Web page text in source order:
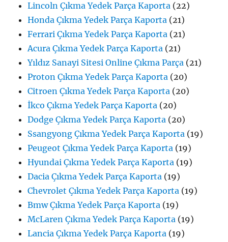
Lincoln Çıkma Yedek Parça Kaporta (22)
Honda Çıkma Yedek Parça Kaporta (21)
Ferrari Çıkma Yedek Parça Kaporta (21)
Acura Çıkma Yedek Parça Kaporta (21)
Yıldız Sanayi Sitesi Online Çıkma Parça (21)
Proton Çıkma Yedek Parça Kaporta (20)
Citroen Çıkma Yedek Parça Kaporta (20)
İkco Çıkma Yedek Parça Kaporta (20)
Dodge Çıkma Yedek Parça Kaporta (20)
Ssangyong Çıkma Yedek Parça Kaporta (19)
Peugeot Çıkma Yedek Parça Kaporta (19)
Hyundai Çıkma Yedek Parça Kaporta (19)
Dacia Çıkma Yedek Parça Kaporta (19)
Chevrolet Çıkma Yedek Parça Kaporta (19)
Bmw Çıkma Yedek Parça Kaporta (19)
McLaren Çıkma Yedek Parça Kaporta (19)
Lancia Çıkma Yedek Parça Kaporta (19)